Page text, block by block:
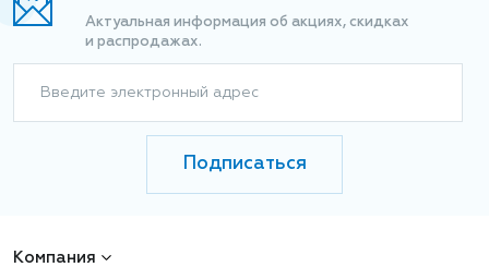
Актуальная информация об акциях, скидках
и распродажах.
Введите электронный адрес
Подписаться
Компания